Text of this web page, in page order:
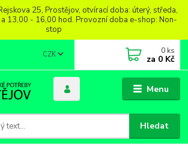
25, Prostějov, otvírací doba: úterý, středa,
13,00 - 16,00 hod. Provozní doba e-shop: Non-
stop
Menu
CZK
Hledat
0 ks
za 0 Kč